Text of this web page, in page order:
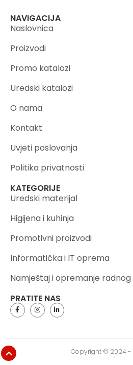
NAVIGACIJA
Naslovnica
Proizvodi
Promo katalozi
Uredski katalozi
O nama
Kontakt
Uvjeti poslovanja
Politika privatnosti
KATEGORIJE
Uredski materijal
Higijena i kuhinja
Promotivni proizvodi
Informatička i IT oprema
Namještaj i opremanje
PRATITE NAS
Copyright © 2024 -